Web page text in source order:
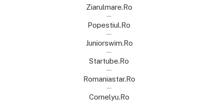
Ziarulmare.ro
Popestiul.ro
Juniorswim.ro
Startube.ro
Romaniastar.ro
Cornelyu.ro